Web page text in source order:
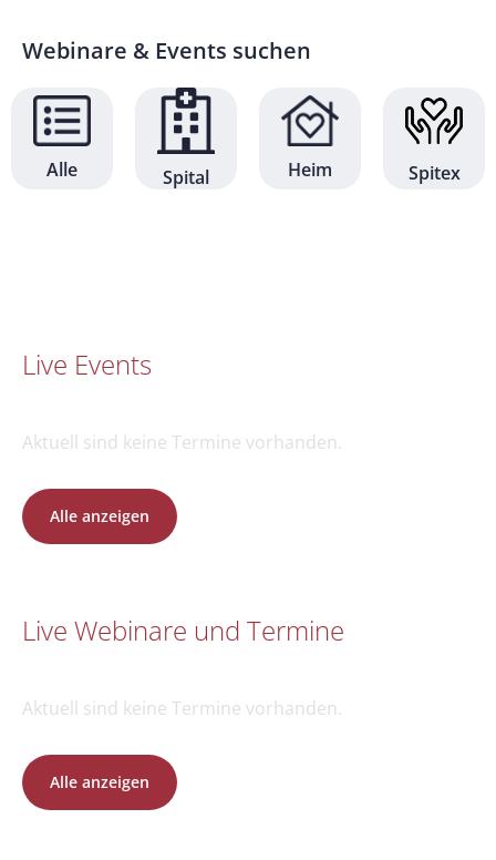
Webinare & Events suchen
Alle Spital Heim Spitex
Live Events
Aktuell sind keine Termine vorhanden.
Alle anzeigen
Live Webinare und Termine
Aktuell sind keine Termine vorhanden.
Alle anzeigen